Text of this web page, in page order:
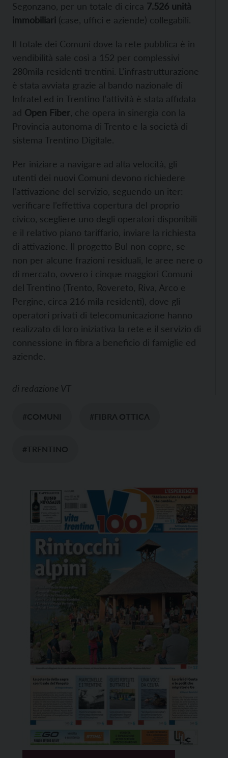
Segonzano, per un totale di circa 7.526 unità
immobiliari (case, uffici e aziende) collegabili.
Il totale dei Comuni dove la rete pubblica è in
vendibilità sale così a 152 per complessivi
280mila residenti trentini. L’infrastrutturazione
è stata avviata grazie al bando nazionale di
Infratel ed in Trentino l’attività è stata affidata
ad Open Fiber , che opera in sinergia con la
Provincia autonoma di Trento e la società di
sistema Trentino Digitale.
Per iniziare a navigare ad alta velocità, gli
utenti dei nuovi Comuni devono richiedere
l’attivazione del servizio, seguendo un iter:
verificare l’effettiva copertura del proprio
civico, scegliere uno degli operatori disponibili
e il relativo piano tariffario, inviare la richiesta
di attivazione. Il progetto Bul non copre, se
non per alcune frazioni residuali, le aree nere o
di mercato, ovvero i cinque maggiori Comuni
del Trentino (Trento, Rovereto, Riva, Arco e
Pergine, circa 216 mila residenti), dove gli
operatori privati di telecomunicazione hanno
realizzato di loro iniziativa la rete e il servizio di
connessione in fibra a beneficio di famiglie ed
aziende.
di redazione VT
#COMUNI #FIBRA OTTICA
#TRENTINO